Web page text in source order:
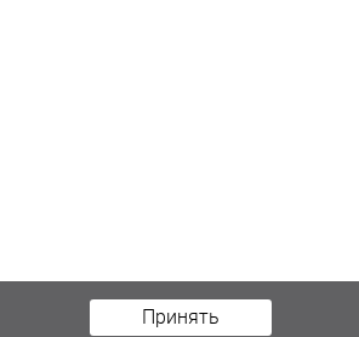
Принять